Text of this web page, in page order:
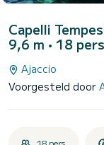
Capelli
9,6 m • 18
Ajaccio
Voorgesteld door